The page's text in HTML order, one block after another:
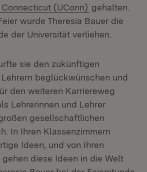
(UConn) (Öffnet in
gehalten.
wurde Theresia Bauer die
der Universität verliehen.
sie den zukünftigen
beglückwünschen und
den weiteren Karriereweg
Lehrerinnen und Lehrer
gesellschaftlichen
In Ihren Klassenzimmern
Ideen, und von Ihren
gehen diese Ideen in die Welt